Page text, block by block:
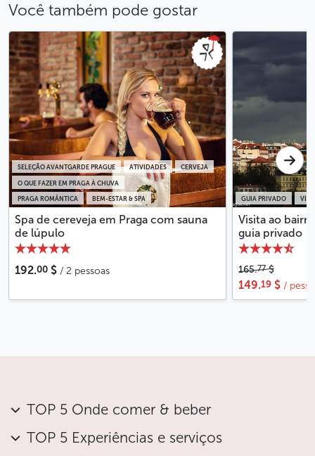
Você também pode gostar
PRAGA ROMÂNTICA BEM-ESTAR & SPA
O QUE FAZER EM PRAGA À CHUVA
SELEÇÃO AVANTGARDE PRAGUE ATIVIDADES CERVEJA
Spa de cereveja em Praga com sauna
de lúpulo
192.00 $ / 2 pessoas
GUIA PRIVADO
Visita ao
guia privado
165.77$
149.19 $ /
TOP 5 Onde comer & beber
TOP 5 Experiências e serviços